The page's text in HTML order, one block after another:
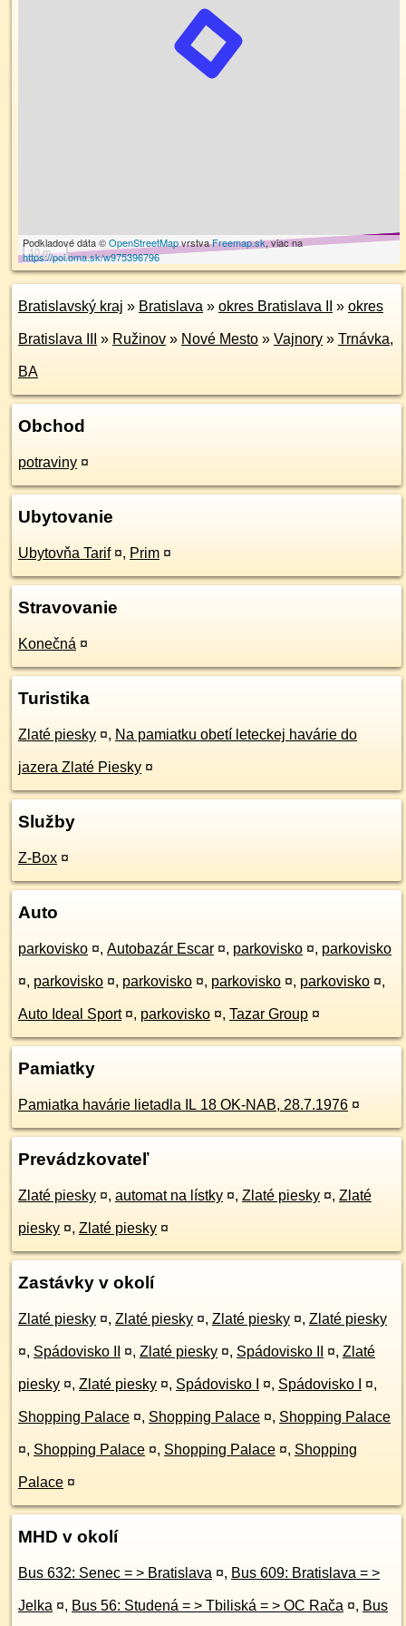
10 m
Podkladové dáta ©OpenStreetMapvrstvaFreemap.sk, viac na
https://poi.oma.sk/w975396796
Bratislavský kraj » Bratislava » okres Bratislava II » okres
Bratislava III » Ružinov » Nové Mesto » Vajnory » Trnávka,
BA
Obchod
potraviny ¤
Ubytovanie
Ubytovňa Tarif ¤, Prim ¤
Stravovanie
Konečná ¤
Turistika
Zlaté piesky ¤, Na pamiatku obetí leteckej havárie do
jazera Zlaté Piesky ¤
Služby
Z-Box ¤
Auto
parkovisko ¤, Autobazár Escar ¤, parkovisko ¤, parkovisko
¤, parkovisko ¤, parkovisko ¤, parkovisko ¤, parkovisko ¤,
Auto Ideal Sport ¤, parkovisko ¤, Tazar Group ¤
Pamiatky
Pamiatka havárie lietadla IL 18 OK-NAB, 28.7.1976 ¤
Prevádzkovateľ
Zlaté piesky ¤, automat na lístky ¤, Zlaté piesky ¤, Zlaté
piesky ¤, Zlaté piesky ¤
Zastávky v okolí
Zlaté piesky ¤, Zlaté piesky ¤, Zlaté piesky ¤, Zlaté piesky
¤, Spádovisko II ¤, Zlaté piesky ¤, Spádovisko II ¤, Zlaté
piesky ¤, Zlaté piesky ¤, Spádovisko I ¤, Spádovisko I ¤,
Shopping Palace ¤, Shopping Palace ¤, Shopping Palace
¤, Shopping Palace ¤, Shopping Palace ¤, Shopping
Palace ¤
MHD v okolí
Bus 632: Senec = > Bratislava ¤, Bus 609: Bratislava = >
Jelka ¤, Bus 56: Studená = > Tbiliská = > OC Rača ¤, Bus